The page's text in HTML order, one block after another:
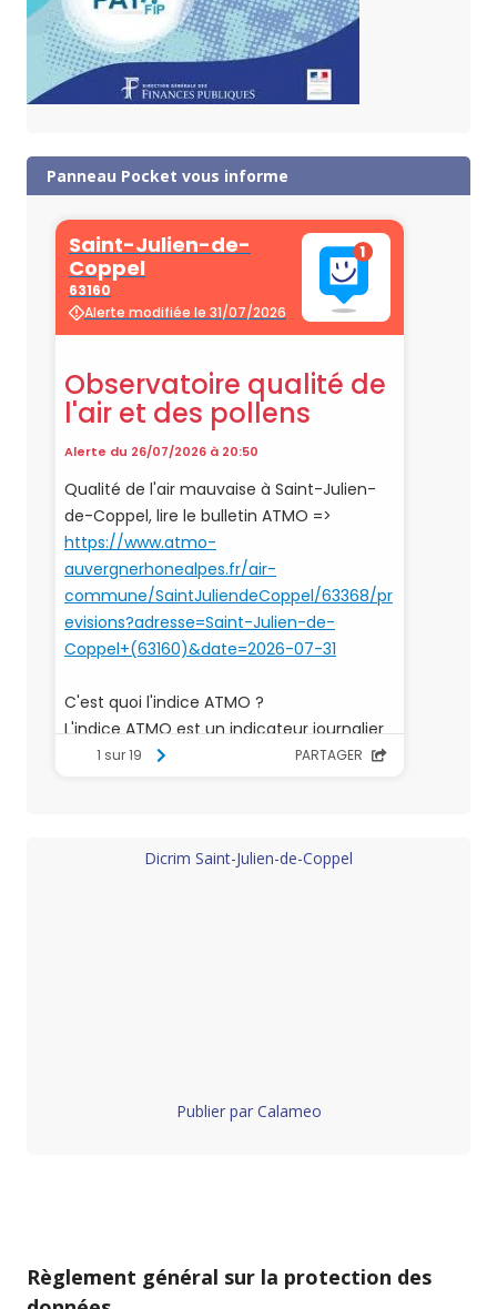
Panneau Pocket vous informe
Dicrim Saint-Julien-de-Coppel
Publier par Calameo
Règlement général sur la protection des